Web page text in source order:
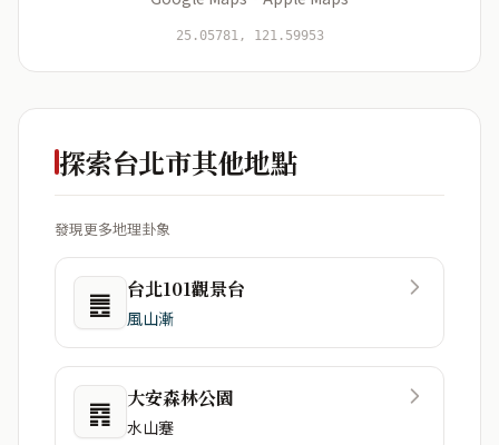
資料僅用於即時分析，不會儲存於伺服器
25.05781, 121.59953
探索台北市其他地點
發現更多地理卦象
䷌ 台北101觀景台
風山漸
䷴ 大安森林公園
水山蹇